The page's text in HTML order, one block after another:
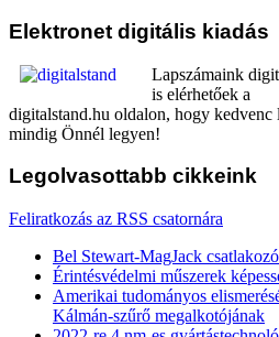
Elektronet digitális kiadás
Lapszámaink
is elérhetőek a
digitalstand.hu oldalon, hogy kedvenc
mindig Önnél legyen!
Legolvasottabb cikkeink
Feliratkozás az RSS csatornára
Bel Stewart-MagJack
Érintésvédelmi műszerek
Amerikai tudományos
Kálmán-szűrő megalkotójának